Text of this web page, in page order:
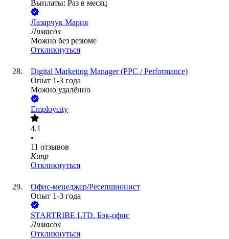
Выплаты: Раз в месяц
Лазарчук Мария
Лимасол
Можно без резюме
Откликнуться
Digital Marketing Manager (PPC / Performance)
Опыт 1-3 года
Можно удалённо
Employcity
4.1
•
11 отзывов
Кипр
Откликнуться
Офис-менеджер/Ресепшионист
Опыт 1-3 года
STARTRIBE LTD. Бэк-офис
Лимасол
Откликнуться